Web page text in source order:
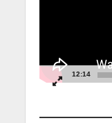
12:14